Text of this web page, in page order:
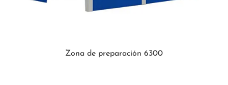
Zona de preparación 6300